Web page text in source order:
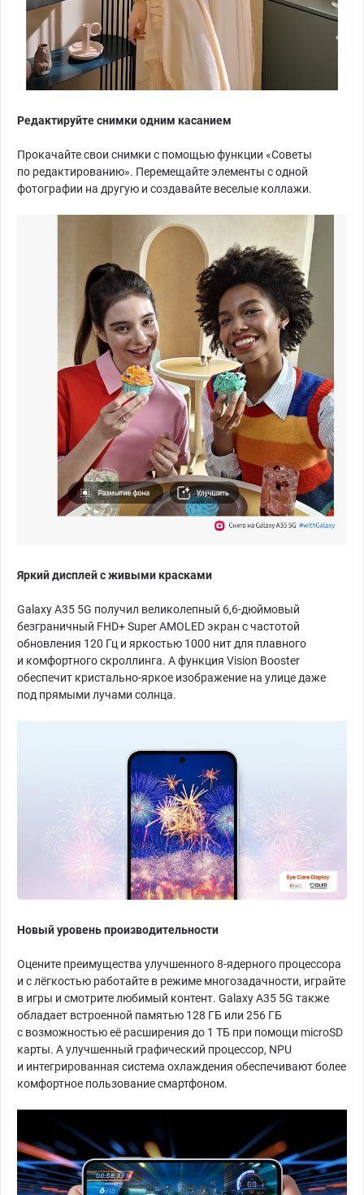
Редактируйте снимкиодним касанием
Прокачайте свои снимки с помощью функции «Советы
по редактированию». Перемещайте элементы с одной
фотографии на другую и создавайте веселые коллажи.
Яркий дисплей с живыми красками
Galaxy A35 5G получил великолепный 6,6-дюймовый
безграничный FHD+ Super AMOLED экран с частотой
обновления 120 Гц и яркостью 1000 нит для плавного
и комфортного скроллинга. А функция Vision Booster
обеспечит кристально-яркое изображение на улице даже
под прямыми лучами солнца.
Новый уровень производительности
Оцените преимущества улучшенного 8-ядерного процессора
и с лёгкостью работайте в режиме многозадачности, играйте
в игры и смотрите любимый контент. Galaxy A35 5G также
обладает встроенной памятью 128 ГБ или 256 ГБ
с возможностью её расширения до 1 ТБ при помощи microSD
карты. А улучшенный графический процессор, NPU
и интегрированная система охлаждения обеспечивают более
комфортное пользование смартфоном.